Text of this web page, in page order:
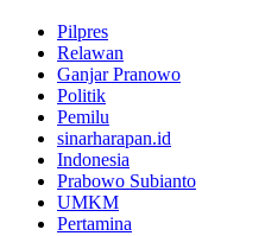
Pilpres
Relawan
Ganjar Pranowo
Politik
Pemilu
sinarharapan.id
Indonesia
Prabowo Subianto
UMKM
Pertamina